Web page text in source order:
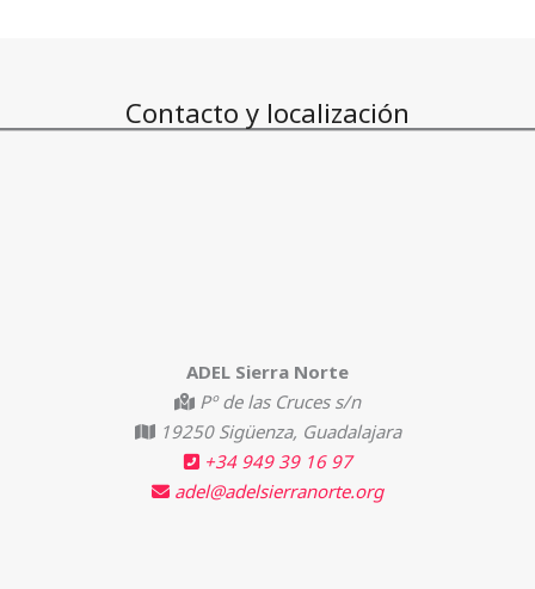
Contacto y localización
ADEL Sierra Norte
Pº de las Cruces s/n
19250 Sigüenza, Guadalajara
+34 949 39 16 97
adel@adelsierranorte.org